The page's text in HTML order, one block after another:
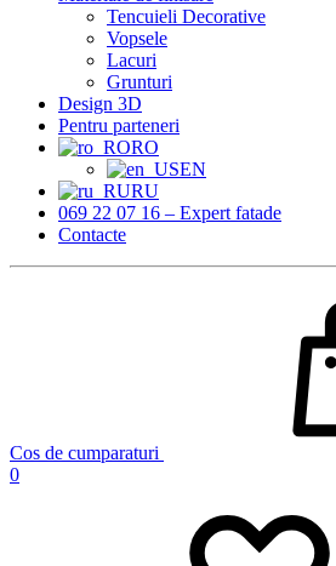
Tencuieli Decorative
Vopsele
Lacuri
Grunturi
Design 3D
Pentru parteneri
RO
EN
RU
069 22 07 16 – Expert fatade
Contacte
Cos de cumparaturi
0